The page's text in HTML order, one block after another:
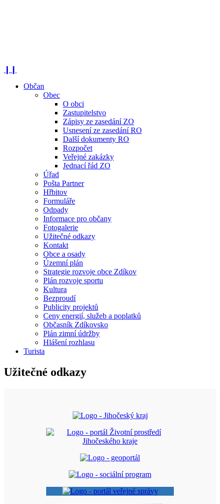
Občan
Obec
O obci
Zastupitelstvo
Zápisy ze zasedání ZO
Usnesení ze zasedání RO
Další dokumenty RO
Rozpočet
Veřejné zakázky
Jednací řád ZO
Úřad
Pošta Partner
Hřbitov
Formuláře
Odpady
Informace pro občany
Fotogalerie
Užitečné odkazy
Kontakt
Obce a osady
Územní plán
Strategie rozvoje obce Zdíkov
Plán rozvoje sportu
Kultura
Bezproudí
Publicity projektů
Ceny energií, služeb a poplatků
Občasník Zdíkovsko
Plán zimní údržby
Hlášení rozhlasu
Turista
Užitečné odkazy